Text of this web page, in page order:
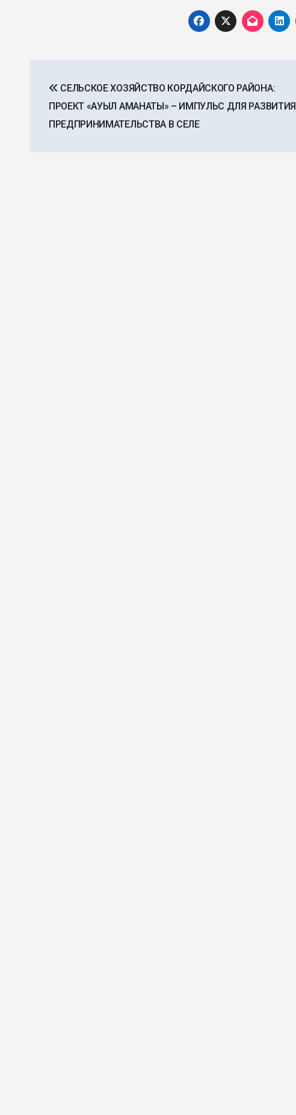
по
записям
СЕЛЬСКОЕ ХОЗЯЙСТВО КОРДАЙСКОГО РАЙОНА:
ПРОЕКТ «АУЫЛ АМАНАТЫ» – ИМПУЛЬС ДЛЯ РАЗВИТИЯ
ПРЕДПРИНИМАТЕЛЬСТВА В СЕЛЕ